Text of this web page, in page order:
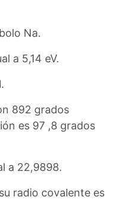
Na.
a 5,14 eV.
892 grados
es 97 ,8 grados
a 22,9898.
radio covalente es